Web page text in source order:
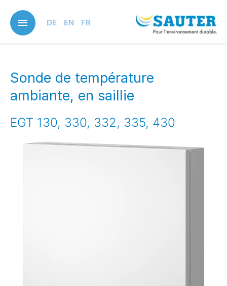
main
content
DE EN FR
Sonde de température
ambiante, en saillie
EGT 130, 330, 332, 335, 430